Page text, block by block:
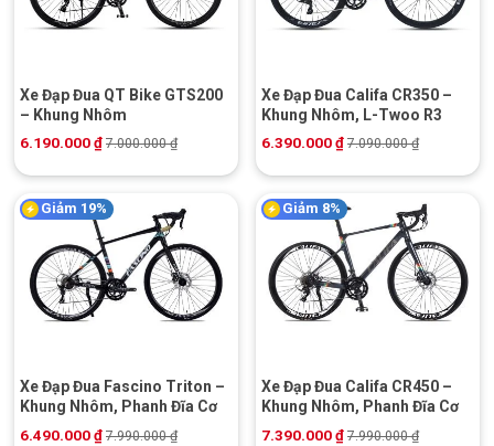
Xe Đạp Đua QT Bike GTS200
– Khung Nhôm
6.190.000₫ 7.000.000₫
Xe Đạp Đua Califa CR350 –
Khung Nhôm, L-Twoo R3
6.390.000₫ 7.090.000₫
Giảm 19%
Xe Đạp Đua Fascino Triton –
Khung Nhôm, Phanh Đĩa Cơ
6.490.000₫ 7.990.000₫
Giảm 8%
Xe Đạp Đua Califa CR450 –
Khung Nhôm, Phanh Đĩa Cơ
7.390.000₫ 7.990.000₫